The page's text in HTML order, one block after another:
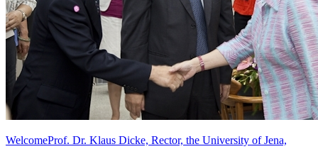
WelcomeProf. Dr. Klaus Dicke, Rector, the University of Jena,